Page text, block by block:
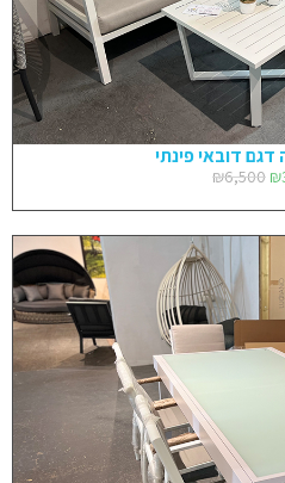
דובאי פינתי
₪6,500 ₪